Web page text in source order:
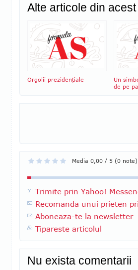
Alte articole din
Orgolii prezidenţiale
Un
de pe
Media 0,00 / 5 (0 note)
Trimite prin Yahoo!
Recomanda unui prieten
Aboneaza-te la newsletter
Tipareste articolul
Nu exista comentarii